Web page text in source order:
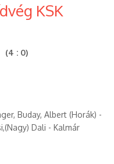
KSK
(4 : 0)
Buday, Albert (Horák) -
Dali - Kalmár